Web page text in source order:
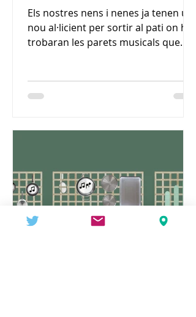
Els nostres nens i nenes ja tenen un
nou al·licient per sortir al pati on hi
trobaran les parets musicals que